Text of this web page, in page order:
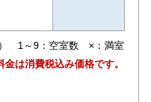
） 1～9：空室数 ×：満室
は消費税込み価格です。